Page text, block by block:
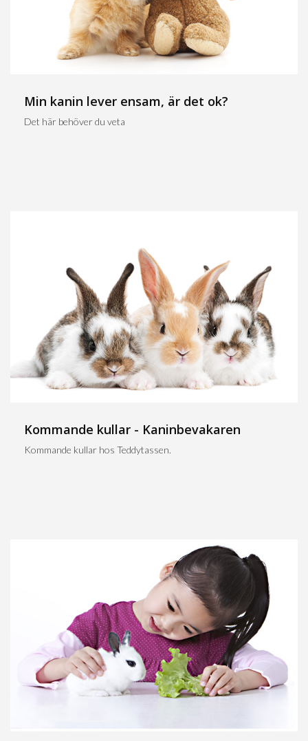
Min kanin lever ensam, är det ok?
Det här behöver du veta
Kommande kullar - Kaninbevakaren
Kommande kullar hos Teddytassen.